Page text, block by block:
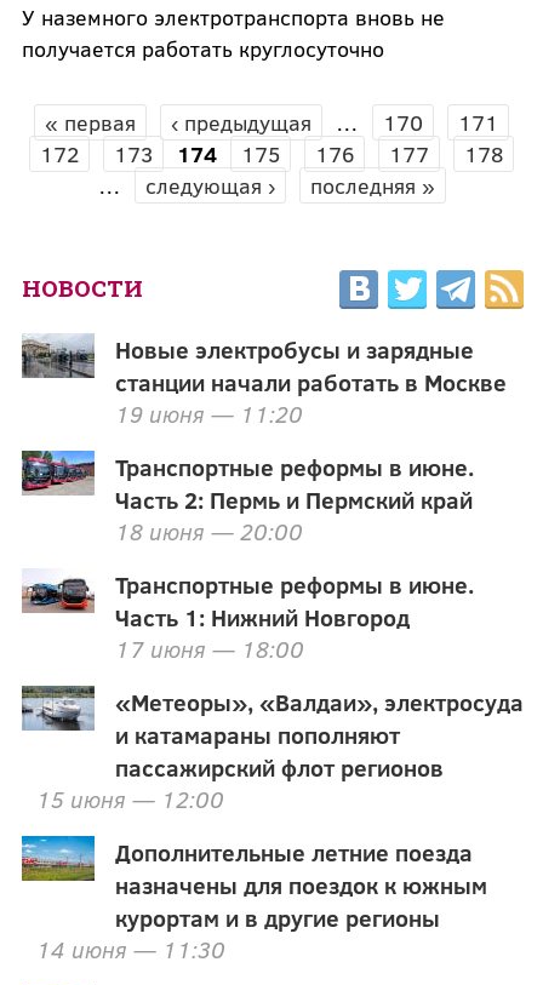
У наземного электротранспорта вновь не
получается работать круглосуточно
СТРАНИЦЫ
« первая ‹ предыдущая … 170
171
172
173 174 175 176 177
178
…
следующая › последняя »
НОВОСТИ
Новые электробусы и зарядные
станции начали работать в Москве
19 июня — 11:20
Транспортные реформы в июне.
Часть 2: Пермь и Пермский край
18 июня — 20:00
Транспортные реформы в июне.
Часть 1: Нижний Новгород
17 июня — 18:00
«Метеоры», «Валдаи», электросуда
и катамараны пополняют
пассажирский флот регионов
15 июня — 12:00
Дополнительные летние поезда
назначены для поездок к южным
курортам и в другие регионы
14 июня — 11:30